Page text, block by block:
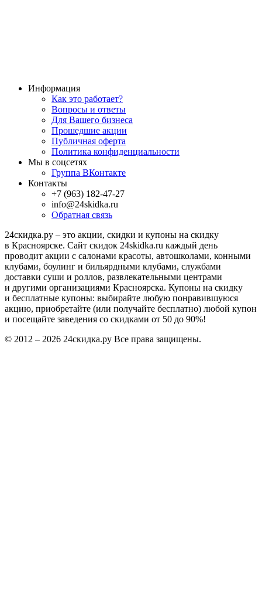
Информация
Как это работает?
Вопросы и ответы
Для Вашего бизнеса
Прошедшие акции
Публичная оферта
Политика конфиденциальности
Мы в соцсетях
Группа ВКонтакте
Контакты
+7 (963) 182-47-27
info@24skidka.ru
Обратная связь
24скидка.ру – это акции, скидки и купоны на скидку
в Красноярске. Сайт скидок 24skidka.ru каждый день
проводит акции с салонами красоты, автошколами, конными
клубами, боулинг и бильярдными клубами, службами
доставки суши и роллов, развлекательными центрами
и другими организациями Красноярска. Купоны на скидку
и бесплатные купоны: выбирайте любую понравившуюся
акцию, приобретайте (или получайте бесплатно) любой купон
и посещайте заведения со скидками от 50 до 90%!
© 2012 – 2026 24скидка.ру Все права защищены.